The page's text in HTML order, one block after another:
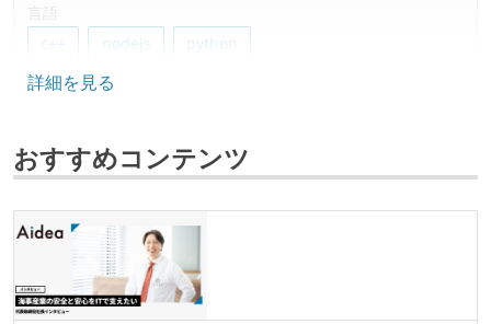
言語
c++
nodejs python
フレームワーク
データベース
redis
ソースコード管理
git
詳細を見る
おすすめコンテンツ